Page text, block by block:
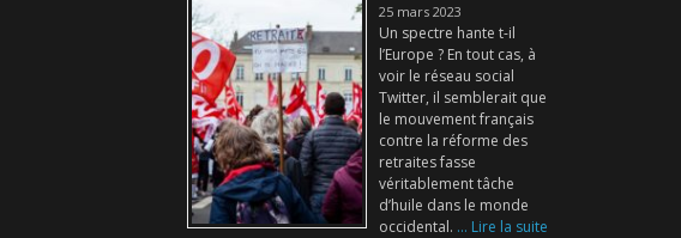
25 mars 2023
Un spectre hante t-il
l’Europe ? En tout cas, à
voir le réseau social
Twitter, il semblerait que
le mouvement français
contre la réforme des
retraites fasse
véritablement tâche
d’huile dans le monde
occidental. ... Lire la suite